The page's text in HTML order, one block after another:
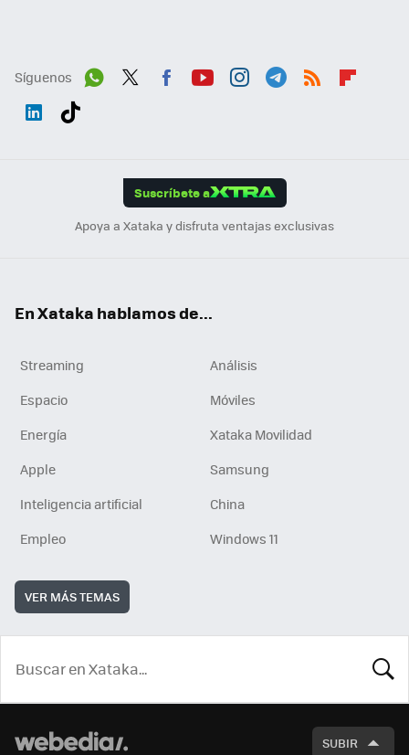
Síguenos
Suscríbete a
Apoya a Xataka y disfruta ventajas exclusivas
En Xataka hablamos de...
Streaming
Análisis
Espacio
Móviles
Energía
Xataka Movilidad
Apple
Samsung
Inteligencia artificial
China
Empleo
Windows 11
VER MÁS TEMAS
SUBIR